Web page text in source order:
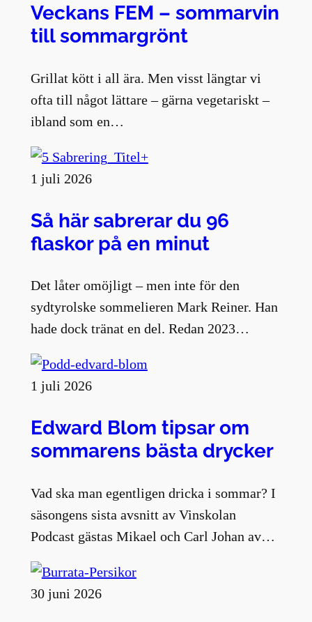
Veckans FEM – sommarvin
till sommargrönt
Grillat kött i all ära. Men visst längtar vi
ofta till något lättare – gärna vegetariskt –
ibland som en…
1 juli 2026
Så här sabrerar du 96
flaskor på en minut
Det låter omöjligt – men inte för den
sydtyrolske sommelieren Mark Reiner. Han
hade dock tränat en del. Redan 2023…
1 juli 2026
Edward Blom tipsar om
sommarens bästa drycker
Vad ska man egentligen dricka i sommar? I
säsongens sista avsnitt av Vinskolan
Podcast gästas Mikael och Carl Johan av…
30 juni 2026